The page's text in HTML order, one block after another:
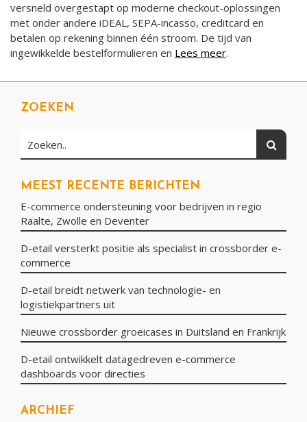
versneld overgestapt op moderne checkout-oplossingen
met onder andere iDEAL, SEPA-incasso, creditcard en
betalen op rekening binnen één stroom. De tijd van
ingewikkelde bestelformulieren en Lees meer.
ZOEKEN
Zoeken..
MEEST RECENTE BERICHTEN
E-commerce ondersteuning voor bedrijven in regio
Raalte, Zwolle en Deventer
D-etail versterkt positie als specialist in crossborder e-
commerce
D-etail breidt netwerk van technologie- en
logistiekpartners uit
Nieuwe crossborder groeicases in Duitsland en Frankrijk
D-etail ontwikkelt datagedreven e-commerce
dashboards voor directies
ARCHIEF